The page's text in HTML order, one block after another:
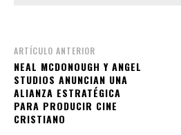
ARTÍCULO ANTERIOR
NEAL MCDONOUGH Y ANGEL
STUDIOS ANUNCIAN UNA
ALIANZA ESTRATÉGICA
PARA PRODUCIR CINE
CRISTIANO